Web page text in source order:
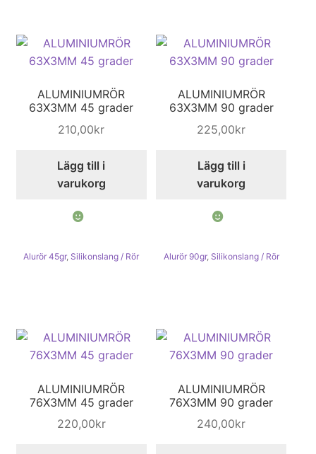
ALUMINIUMRÖR
63X3MM 45 grader
210,00kr
Lägg till i
varukorg
Alurör 45gr, Silikonslang / Rör
ALUMINIUMRÖR
63X3MM 90 grader
225,00kr
Lägg till i
varukorg
Alurör 90gr, Silikonslang / Rör
ALUMINIUMRÖR
76X3MM 45 grader
220,00kr
ALUMINIUMRÖR
76X3MM 90 grader
240,00kr